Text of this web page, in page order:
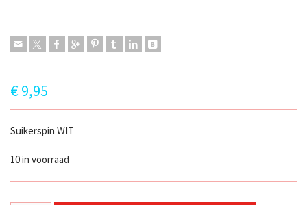
€9,95
Suikerspin WIT
10 in voorraad